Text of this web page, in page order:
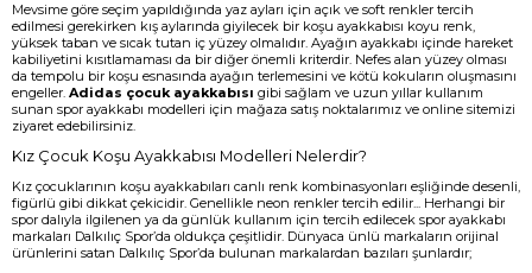
Mevsime göre seçim yapıldığında yaz ayları için açık ve soft renkler tercih
edilmesi gerekirken kış aylarında giyilecek bir koşu ayakkabısı koyu renk,
yüksek taban ve sıcak tutan iç yüzey olmalıdır. Ayağın ayakkabı içinde hareket
kabiliyetini kısıtlamaması da bir diğer önemli kriterdir. Nefes alan yüzey olması
da tempolu bir koşu esnasında ayağın terlemesini ve kötü kokuların oluşmasını
engeller. Adidas çocuk ayakkabısı gibi sağlam ve uzun yıllar kullanım
sunan spor ayakkabı modelleri için mağaza satış noktalarımız ve online sitemizi
ziyaret edebilirsiniz.
Kız Çocuk Koşu Ayakkabısı Modelleri Nelerdir?
Kız çocuklarının koşu ayakkabıları canlı renk kombinasyonları eşliğinde desenli,
figürlü gibi dikkat çekicidir. Genellikle neon renkler tercih edilir... Herhangi bir
spor dalıyla ilgilenen ya da günlük kullanım için tercih edilecek spor ayakkabı
markaları Dalkılıç Spor’da oldukça çeşitlidir. Dünyaca ünlü markaların orijinal
ürünlerini satan Dalkılıç Spor’da bulunan markalardan bazıları şunlardır;